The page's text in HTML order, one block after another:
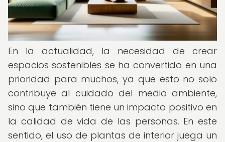
En la actualidad, la necesidad de crear
espacios sostenibles se ha convertido en una
prioridad para muchos, ya que esto no solo
contribuye al cuidado del medio ambiente,
sino que también tiene un impacto positivo en
la calidad de vida de las personas. En este
sentido, el uso de plantas de interior juega un